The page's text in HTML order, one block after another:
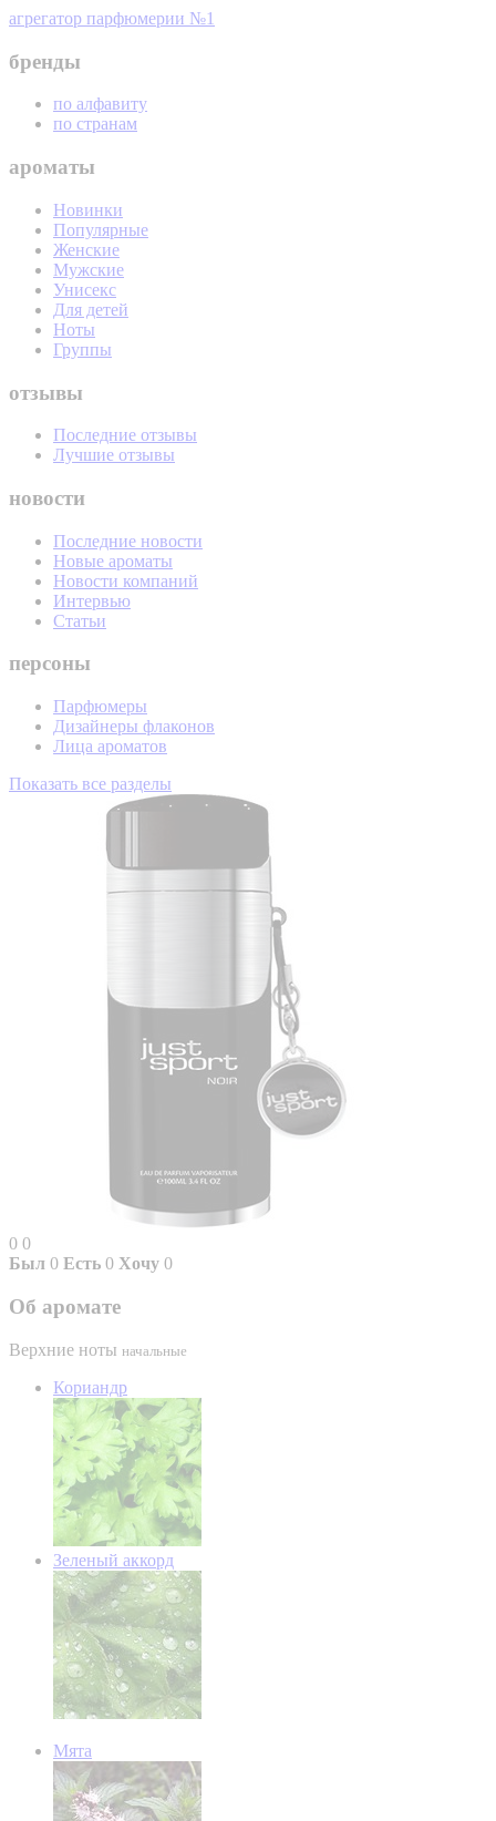
агрегатор парфюмерии №1
бренды
по алфавиту
по странам
ароматы
Новинки
Популярные
Женские
Мужские
Унисекс
Для детей
Ноты
Группы
отзывы
Последние отзывы
Лучшие отзывы
новости
Последние новости
Новые ароматы
Новости компаний
Интервью
Статьи
персоны
Парфюмеры
Дизайнеры флаконов
Лица ароматов
Показать все разделы
0 0
Был 0 Есть 0 Хочу 0
Об аромате
Верхние ноты начальные
Кориандр
Зеленый аккорд
Мята